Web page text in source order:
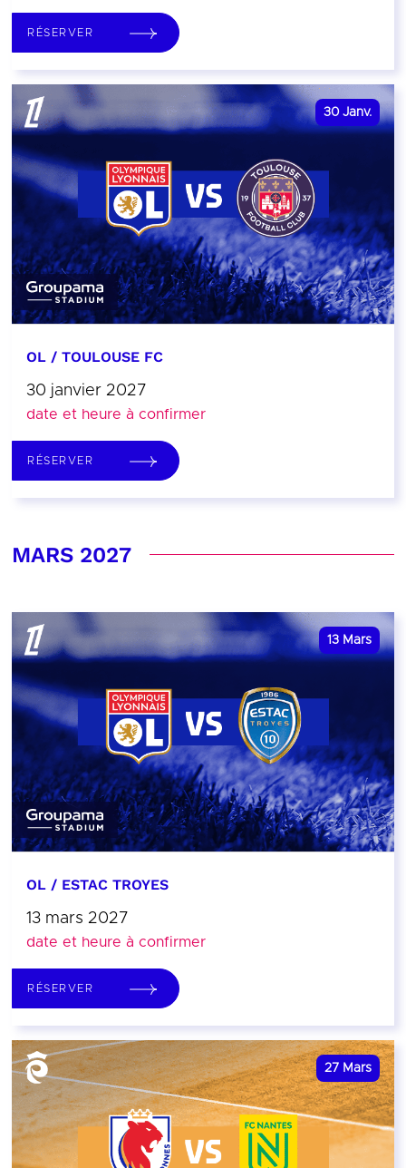
RÉSERVER
30 Janv.
OL / TOULOUSE FC
30 janvier 2027
date et heure à confirmer
RÉSERVER
MARS 2027
13 Mars
OL / ESTAC TROYES
13 mars 2027
date et heure à confirmer
RÉSERVER
27 Mars